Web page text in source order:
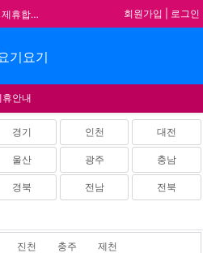
합법적이고 건전한 업체와 광고를 제휴합니다.
됩니다.
회원가입 로그인
휴안내
경기 인천 대전
울산 광주 충남
경북 전남 전북
진천 충주 제천